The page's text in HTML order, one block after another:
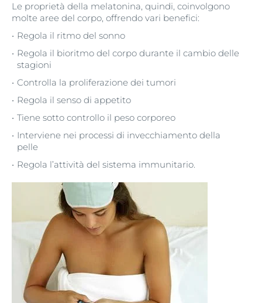
Le proprietà della melatonina, quindi, coinvolgono
molte aree del corpo, offrendo vari benefici:
Regola il ritmo del sonno
Regola il bioritmo del corpo durante il cambio delle
stagioni
Controlla la proliferazione dei tumori
Regola il senso di appetito
Tiene sotto controllo il peso corporeo
Interviene nei processi di invecchiamento della
pelle
Regola l’attività del sistema immunitario.